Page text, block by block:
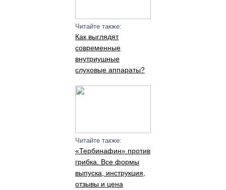
Читайте также:
Как выглядят
современные
внутриушные
слуховые аппараты?
Читайте также:
«Тербинафин» против
грибка. Все формы
выпуска, инструкция,
отзывы и цена